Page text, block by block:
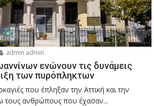
admin admin
ενώνουν τις δυνάμεις
των πυρόπληκτων
που έπληξαν την Αττική και την
τους ανθρώπους που έχασαν...